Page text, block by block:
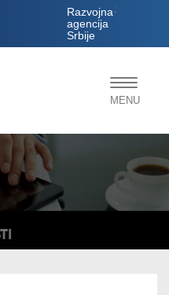
Razvojna
agencija
Srbije
;
Toggle
MENU